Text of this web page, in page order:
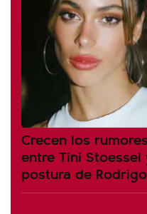
Crecen los
entre Tini
postura de